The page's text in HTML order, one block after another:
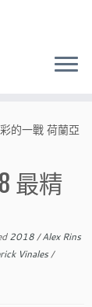
的一戰 荷蘭亞
最精
2018/Alex Rins
Vinales/